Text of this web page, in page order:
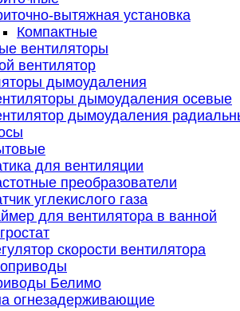
вытяжная установка
Компактные
вентиляторы
вентилятор
дымоудаления
дымоудаления осевые
дымоудаления
для вентиляции
преобразователи
углекислого газа
для вентилятора в ванной
скорости вентилятора
Белимо
огнезадерживающие